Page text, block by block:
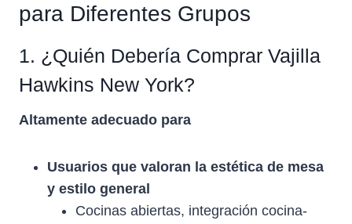
para Diferentes Grupos
1. ¿Quién Debería Comprar Vajilla
Hawkins New York?
Altamente adecuado para
Usuarios que valoran la estética de mesa
y estilo general
Cocinas abiertas, integración cocina-